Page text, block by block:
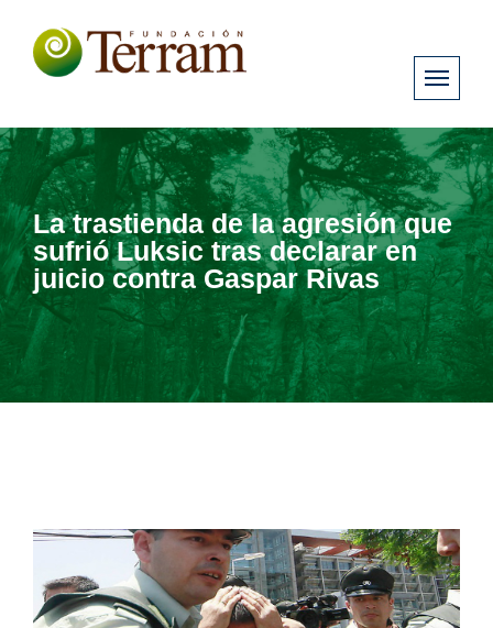
La trastienda de la agresión que
sufrió Luksic tras declarar en
juicio contra Gaspar Rivas